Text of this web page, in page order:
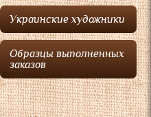
Украинские художники
Образцы выполненных
заказов